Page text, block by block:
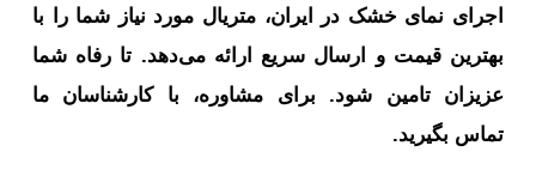
نمای خشک در ایران، متریال مورد نیاز شما را با
قیمت و ارسال سریع ارائه می‌دهد. تا رفاه شما
تامین شود. برای مشاوره، با کارشناسان ما
بگیرید.